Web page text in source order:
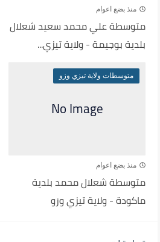
منذ بضع اعوام
متوسطة علي محمد سعيد شعلال
بلدية بوجيمة - ولاية تيزي...
متوسطات ولاية تيزي وزو
منذ بضع اعوام
متوسطة شعلال محمد بلدية
ماكودة - ولاية تيزي وزو